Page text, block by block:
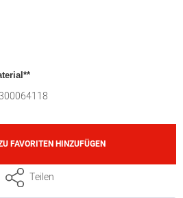
FAVORITEN HINZUFÜGEN
Teilen